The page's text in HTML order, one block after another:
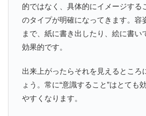
的ではなく、具体的にイメージする
のタイプが明確になってきます。容
まで、紙に書き出したり、絵に書い
効果的です。
出来上がったらそれを見えるところ
ょう。常に“意識すること”はとても
やすくなります。